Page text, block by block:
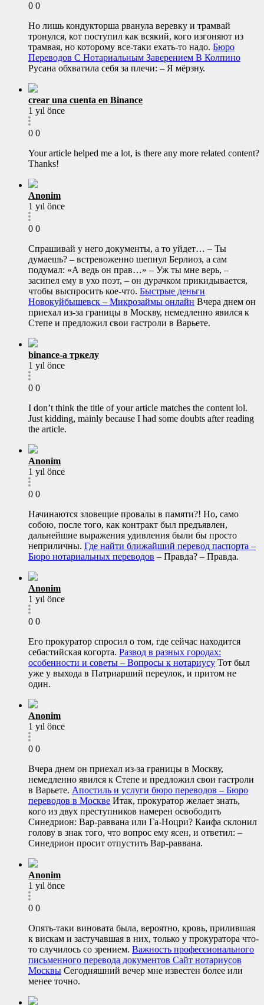
0 0
Но лишь кондукторша рванула веревку и трамвай
тронулся, кот поступил как всякий, кого изгоняют из
трамвая, но которому все-таки ехать-то надо. Бюро
Переводов С Нотариальным Заверением В Колпино
Русана обхватила себя за плечи: – Я мёрзну.
crear una cuenta en Binance
1 yıl önce
0 0
Your article helped me a lot, is there any more related content?
Thanks!
Anonim
1 yıl önce
0 0
Спрашивай у него документы, а то уйдет… – Ты
думаешь? – встревоженно шепнул Берлиоз, а сам
подумал: «А ведь он прав…» – Уж ты мне верь, –
засипел ему в ухо поэт, – он дурачком прикидывается,
чтобы выспросить кое-что. Быстрые деньги
Новокуйбышевск – Микрозаймы онлайн Вчера днем он
приехал из-за границы в Москву, немедленно явился к
Степе и предложил свои гастроли в Варьете.
binance-а тркелу
1 yıl önce
0 0
I don’t think the title of your article matches the content lol.
Just kidding, mainly because I had some doubts after reading
the article.
Anonim
1 yıl önce
0 0
Начинаются зловещие провалы в памяти?! Но, само
собою, после того, как контракт был предъявлен,
дальнейшие выражения удивления были бы просто
неприличны. Где найти ближайший перевод паспорта –
Бюро нотариальных переводов – Правда? – Правда.
Anonim
1 yıl önce
0 0
Его прокуратор спросил о том, где сейчас находится
себастийская когорта. Развод в разных городах:
особенности и советы – Вопросы к нотариусу Тот был
уже у выхода в Патриарший переулок, и притом не
один.
Anonim
1 yıl önce
0 0
Вчера днем он приехал из-за границы в Москву,
немедленно явился к Степе и предложил свои гастроли
в Варьете. Апостиль и услуги бюро переводов – Бюро
переводов в Москве Итак, прокуратор желает знать,
кого из двух преступников намерен освободить
Синедрион: Вар-раввана или Га-Ноцри? Каифа склонил
голову в знак того, что вопрос ему ясен, и ответил: –
Синедрион просит отпустить Вар-раввана.
Anonim
1 yıl önce
0 0
Опять-таки виновата была, вероятно, кровь, прилившая
к вискам и застучавшая в них, только у прокуратора что-
то случилось со зрением. Важность профессионального
письменного перевода документов Сайт нотариусов
Москвы Сегодняшний вечер мне известен более или
менее точно.